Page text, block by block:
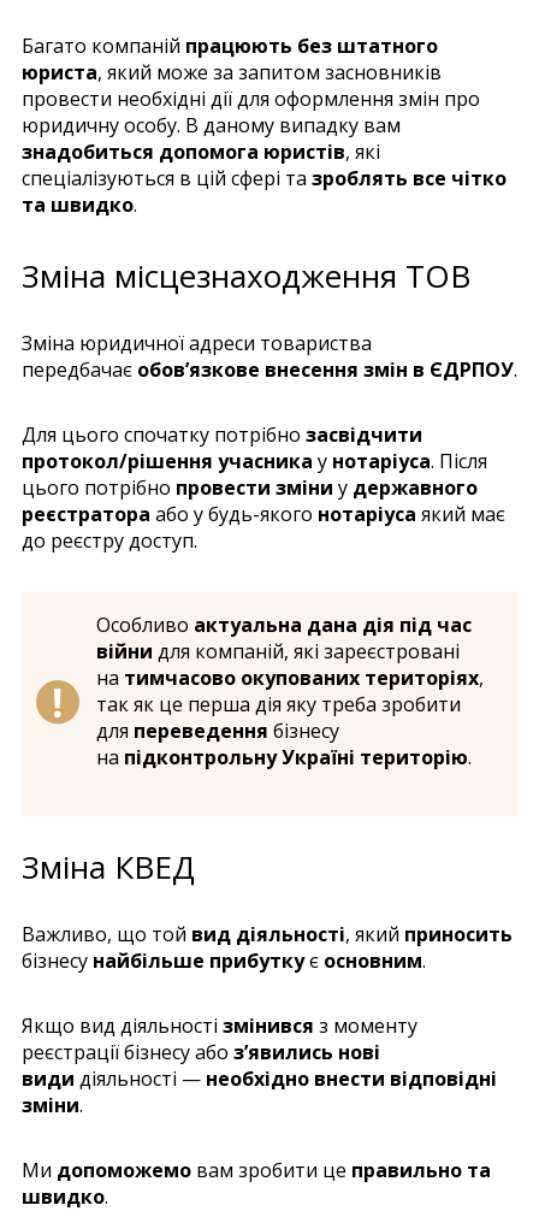
Багато компаній працюють без штатного
юриста, який може за запитом засновників
провести необхідні дії для оформлення змін про
юридичну особу. В даному випадку вам
знадобиться допомога юристів, які
спеціалізуються в цій сфері та зроблять все чітко
та швидко.
Зміна місцезнаходження ТОВ
Зміна юридичної адреси товариства
передбачає обов’язкове внесення змін в ЄДРПОУ.
Для цього спочатку потрібно засвідчити
протокол/рішення учасника у нотаріуса. Після
цього потрібно провести зміни у державного
реєстратора або у будь-якого нотаріуса який має
до реєстру доступ.
Особливо актуальна дана дія під час
війни для компаній, які зареєстровані
на тимчасово окупованих територіях,
так як це перша дія яку треба зробити
для переведення бізнесу
на підконтрольну Україні територію.
Зміна КВЕД
Важливо, що той вид діяльності, який приносить
бізнесу найбільше прибуткує основним.
Якщо вид діяльності змінився з моменту
реєстрації бізнесу або з’явились нові
види діяльності — необхідно внести відповідні
зміни.
Ми допоможемо вам зробити це правильно та
швидко.